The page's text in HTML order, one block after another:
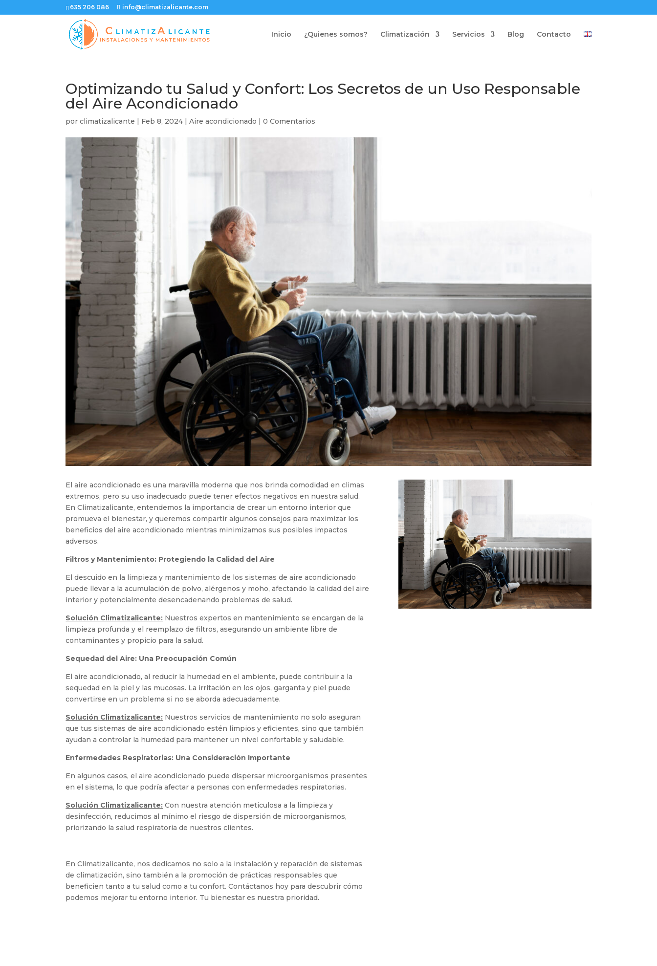
635 206 086 info@climatizalicante.com
Inicio ¿Quienes somos? Climatización Servicios Blog Contacto
Optimizando tu Salud y Confort: Los Secretos de un Uso Responsable
del Aire Acondicionado
porclimatizalicante | Feb 8, 2024 |Aire acondicionado |0 Comentarios
El aire acondicionado es una maravilla moderna que nos brinda comodidad en climas
extremos, pero su uso inadecuado puede tener efectos negativos en nuestra salud.
En Climatizalicante, entendemos la importancia de crear un entorno interior que
promueva el bienestar, y queremos compartir algunos consejos para maximizar los
beneficios del aire acondicionado mientras minimizamos sus posibles impactos
adversos.
Filtros y Mantenimiento: Protegiendo la Calidad del Aire
El descuido en la limpieza y mantenimiento de los sistemas de aire acondicionado
puede llevar a la acumulación de polvo, alérgenos y moho, afectando la calidad del aire
interior y potencialmente desencadenando problemas de salud.
Solución Climatizalicante: Nuestros expertos en mantenimiento se encargan de la
limpieza profunda y el reemplazo de filtros, asegurando un ambiente libre de
contaminantes y propicio para la salud.
Sequedad del Aire: Una Preocupación Común
El aire acondicionado, al reducir la humedad en el ambiente, puede contribuir a la
sequedad en la piel y las mucosas. La irritación en los ojos, garganta y piel puede
convertirse en un problema si no se aborda adecuadamente.
Solución Climatizalicante: Nuestros servicios de mantenimiento no solo aseguran
que tus sistemas de aire acondicionado estén limpios y eficientes, sino que también
ayudan a controlar la humedad para mantener un nivel confortable y saludable.
Enfermedades Respiratorias: Una Consideración Importante
En algunos casos, el aire acondicionado puede dispersar microorganismos presentes
en el sistema, lo que podría afectar a personas con enfermedades respiratorias.
Solución Climatizalicante: Con nuestra atención meticulosa a la limpieza y
desinfección, reducimos al mínimo el riesgo de dispersión de microorganismos,
priorizando la salud respiratoria de nuestros clientes.
En Climatizalicante, nos dedicamos no solo a la instalación y reparación de sistemas
de climatización, sino también a la promoción de prácticas responsables que
beneficien tanto a tu salud como a tu confort. Contáctanos hoy para descubrir cómo
podemos mejorar tu entorno interior. Tu bienestar es nuestra prioridad.